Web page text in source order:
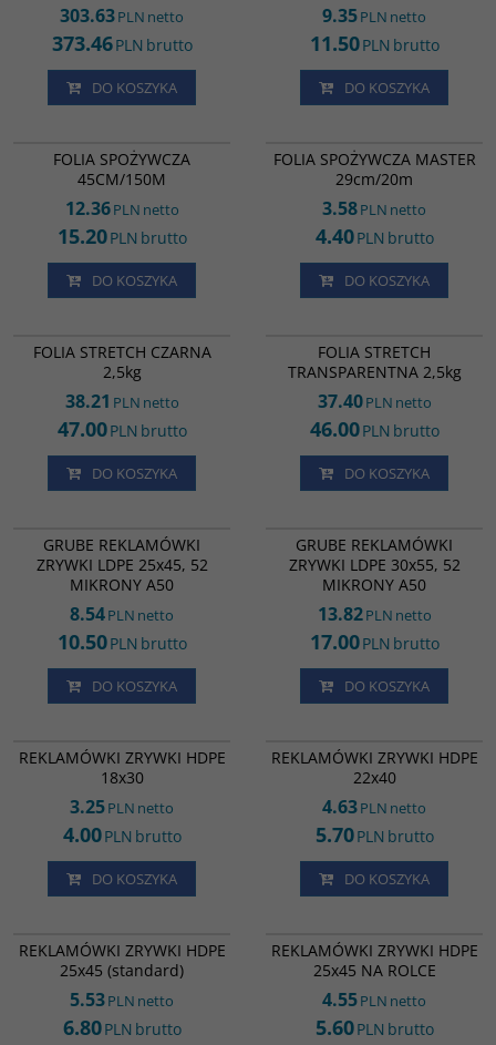
303.63PLN netto
373.46PLN brutto
DO KOSZYKA
9.35PLN netto
11.50PLN brutto
DO KOSZYKA
FOLIA SPOŻYWCZA 45CM/150M
FOLIA SPOŻYWCZA
45CM/150M
12.36PLN netto
15.20PLN brutto
DO KOSZYKA
FOLIA SPOŻYWCZA MASTER
29cm/20m
3.58PLN netto
4.40PLN brutto
DO KOSZYKA
FOLIA STRETCH CZARNA
2,5kg
38.21 PLN netto
47.00PLN brutto
DO KOSZYKA
FOLIA STRETCH
TRANSPARENTNA 2,5kg
37.40PLN netto
46.00PLN brutto
DO KOSZYKA
GRUBE REKLAMÓWKI
ZRYWKI LDPE 25x45, 52
MIKRONY A50
8.54PLN netto
10.50PLN brutto
DO KOSZYKA
30x55, 52 MIKRONY A50 BIAŁE
waga a50 1,05 KG
GRUBE REKLAMÓWKI
ZRYWKI LDPE 30x55, 52
MIKRONY A50
13.82PLN netto
17.00PLN brutto
DO KOSZYKA
REKLAMÓWKI ZRYWKI HDPE
18x30
3.25PLN netto
4.00PLN brutto
DO KOSZYKA
REKLAMÓWKI ZRYWKI HDPE
22x40
4.63PLN netto
5.70PLN brutto
DO KOSZYKA
BESTSELLER
REKLAMÓWKI ZRYWKI HDPE
25x45 (standard)
5.53PLN netto
6.80PLN brutto
BESTSELLER
REKLAMÓWKI ZRYWKI HDPE
25x45 NA ROLCE
4.55PLN netto
5.60PLN brutto